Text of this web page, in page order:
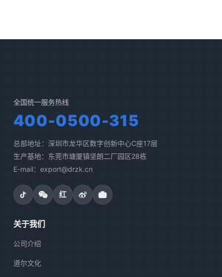
全国统一服务热线
400-0500-315
总部地址：深圳市龙华区数字创新中心C座17层
生产基地：东莞市塘厦镇坚朗二厂园区28栋
E-mail：export@drzk.cn
红
关于我们
公司介绍
道尔文化